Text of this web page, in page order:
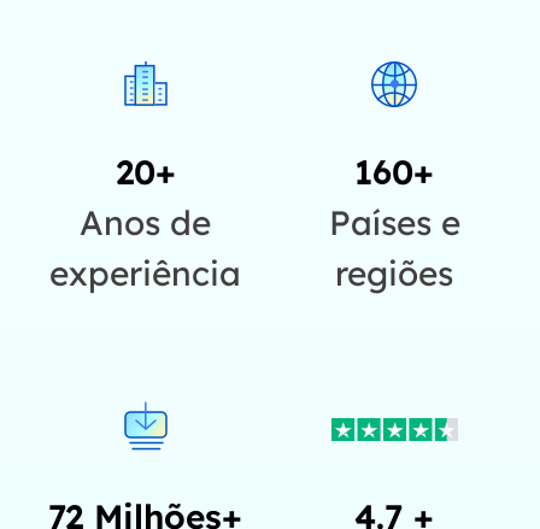
20+
Anos de
experiência
160+
Países e
regiões
72 Milhões+
4.7 +